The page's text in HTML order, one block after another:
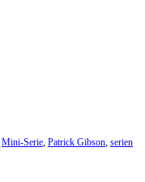
Mini-Serie, Patrick Gibson, serien